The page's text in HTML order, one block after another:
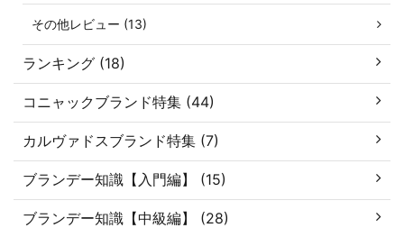
その他レビュー (13)
ランキング (18)
コニャックブランド特集 (44)
カルヴァドスブランド特集 (7)
ブランデー知識【入門編】 (15)
ブランデー知識【中級編】 (28)